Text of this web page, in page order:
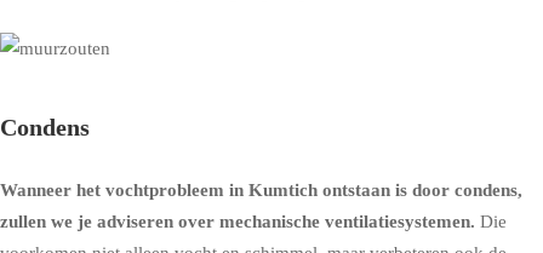
Condens
Wanneer het vochtprobleem in Kumtich ontstaan is door condens,
zullen we je adviseren over mechanische ventilatiesystemen. Die